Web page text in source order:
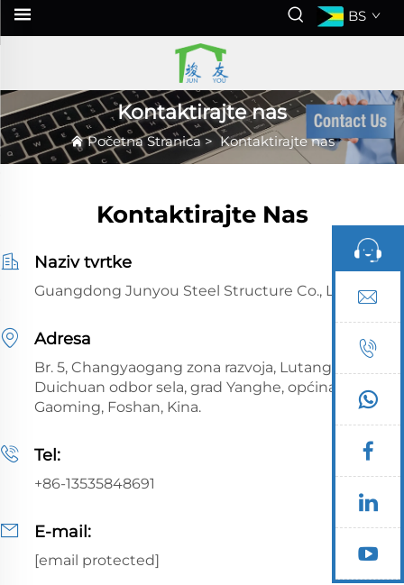
BS
Kontaktirajte nas
Početna Stranica>Kontaktirajte nas
Kontaktirajte Nas
Naziv tvrtke
Guangdong Junyou Steel Structure Co., Ltd.
Adresa
Br. 5, Changyaogang zona razvoja, Lutang,
Duichuan odbor sela, grad Yanghe, općina
Gaoming, Foshan, Kina.
Tel:
+86-13535848691
E-mail:
[email protected]